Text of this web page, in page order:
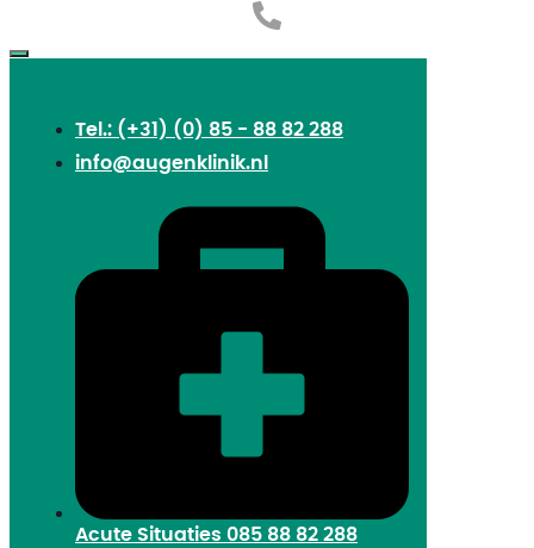
Tel.: (+31) (0) 85 - 88 82 288
info@augenklinik.nl
Acute Situaties 085 88 82 288